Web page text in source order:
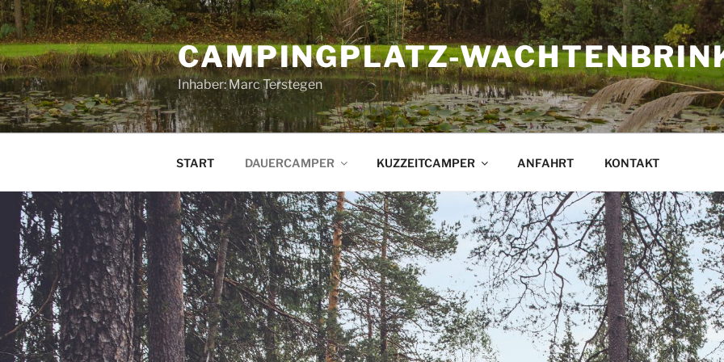
Zum
Inhalt
springen
CAMPINGPLATZ-
Inhaber: Marc Terstegen
START DAUERCAMPER KUZZEITCAMPER ANFAHRT KONTAKT